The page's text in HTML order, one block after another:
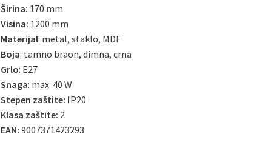
Širina: 170 mm
Visina: 1200 mm
Materijal: metal, staklo, MDF
Boja: tamno braon, dimna, crna
Grlo: E27
Snaga: max. 40 W
Stepen zaštite: IP20
Klasa zaštite: 2
EAN:9007371423293